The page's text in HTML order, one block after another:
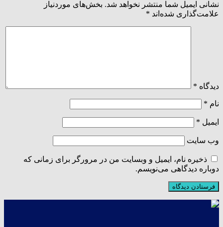
نشانی ایمیل شما منتشر نخواهد شد. بخش‌های موردنیاز
علامت‌گذاری شده‌اند *
دیدگاه *
نام *
ایمیل *
وب‌ سایت
ذخیره نام، ایمیل و وبسایت من در مرورگر برای زمانی که
دوباره دیدگاهی می‌نویسم.